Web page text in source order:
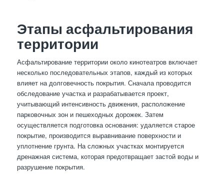
Этапы асфальтирования
территории
Асфальтирование территории около кинотеатров включает
несколько последовательных этапов, каждый из которых
влияет на долговечность покрытия. Сначала проводится
обследование участка и разрабатывается проект,
учитывающий интенсивность движения, расположение
парковочных зон и пешеходных дорожек. Затем
осуществляется подготовка основания: удаляется старое
покрытие, производится выравнивание поверхности и
уплотнение грунта. На сложных участках монтируется
дренажная система, которая предотвращает застой воды и
разрушение покрытия.